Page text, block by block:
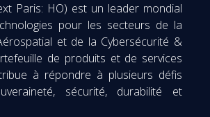
Paris: HO) est un leader mondial
pour les secteurs de la
et de la Cybersécurité &
de produits et de services
à répondre à plusieurs défis
sécurité, durabilité et